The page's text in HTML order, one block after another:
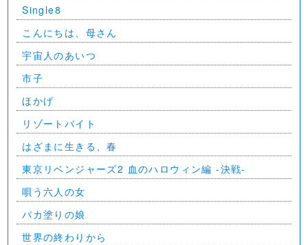
Single8
こんにちは、母さん
宇宙人のあいつ
市子
ほかげ
リゾートバイト
はざまに生きる、春
東京リベンジャーズ2 血のハロウィン編 -決戦-
唄う六人の女
バカ塗りの娘
世界の終わりから